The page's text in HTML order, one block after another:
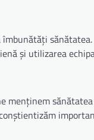
și utilizarea
menținem